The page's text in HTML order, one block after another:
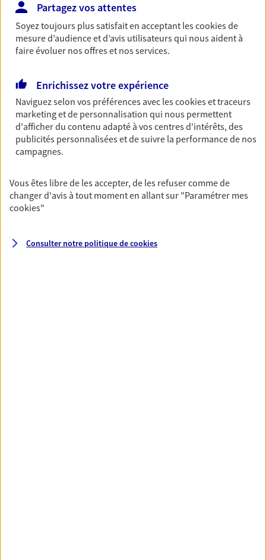
du monde… Épargnez à votre rythme et
simplement, selon votre profil.
Découvrir les offres Épargne
Retraite
Préparez sereinement ce nouveau chapitre de
votre vie avec les conseils d'un expert. Découvrez
notre solution PER (Plan Epargne Retraite)
spécialement conçue pour la retraite.
Découvrir l'offre Retraite
Prévoyance
Pour un avenir serein, assurez-vous avec notre
d'accident ou de maladie en optant pour les
Partagez vos attentes
Soyez toujours plus satisfait en acceptant lescookiesde
mesure d’audience et d’avis utilisateurs qui nous aident à
faire évoluer nos offres et nos services.
Enrichissez votre expérience
Naviguez selon vos préférences avec lescookies et traceurs
marketing et de personnalisation qui nous permettent
d'afficher du contenu adapté à vos centres d'intérêts, des
publicités personnalisées et de suivre la performance de nos
campagnes.
Vous êtes libre de les accepter, de les refuser comme de
changer d'avis à tout moment en allant sur "Paramétrer mes
cookies"
Consulter notre politique decookies